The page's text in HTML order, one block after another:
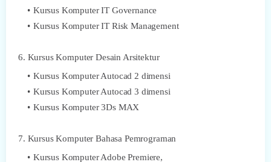
Kursus Komputer IT Governance
Kursus Komputer IT Risk Management
6. Kursus Komputer Desain Arsitektur
Kursus Komputer Autocad 2 dimensi
Kursus Komputer Autocad 3 dimensi
Kursus Komputer 3Ds MAX
7. Kursus Komputer Bahasa Pemrograman
Kursus Komputer Adobe Premiere,